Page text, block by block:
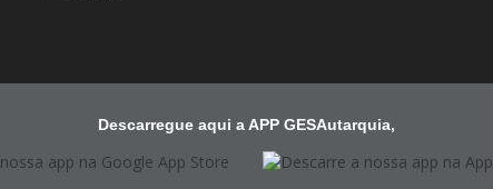
Descarregue aqui a APP GESAutarquia,